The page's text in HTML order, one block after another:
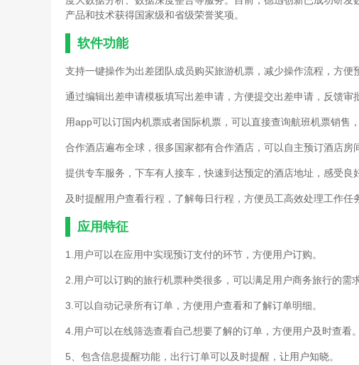
产品和技术获得国家级和省级荣誉奖项。
软件功能
支持一键操作为出差团队成员购买旅游机票，减少操作流程，方便
通过编辑出差申请模板填写出差申请，方便提交出差申请，反馈审
用app可以订国内机票或者国际机票，可以直接查询航班机票销售
合作酒店遍布全球，很多国家都有合作酒店，可以自主预订酒店房
提供专车服务，下车有人接车，快速到达预定的酒店地址，感受良
及时提醒用户查看行程，了解每日行程，方便员工高效处理工作任
应用特征
1.用户可以在应用中实现预订支付的环节，方便用户订购。
2.用户可以订购的旅行机票种类很多，可以满足用户商务旅行的需求
3.可以自动记录所有订单，方便用户查看和了解订单明细。
4.用户可以在线筛选查看自己想要了解的订单，方便用户及时查看。
5、包含信息提醒功能，出行订单可以及时提醒，让用户知晓。